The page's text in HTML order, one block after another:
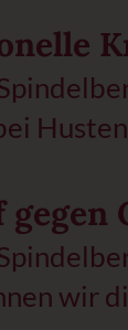
Husten
wir